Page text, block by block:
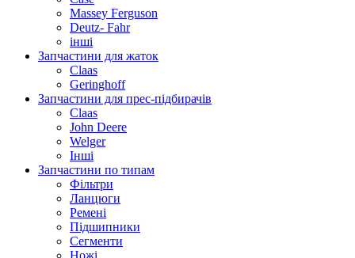
Massey Ferguson
Deutz- Fahr
інші
Запчастини для жаток
Claas
Geringhoff
Запчастини для прес-підбирачів
Claas
John Deere
Welger
Інші
Запчастини по типам
Фільтри
Ланцюги
Ремені
Підшипники
Сегменти
Ножі